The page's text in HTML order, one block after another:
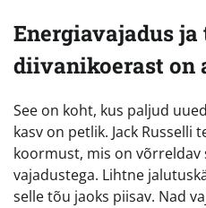
Energiavajadus ja
diivanikoerast on
See on koht, kus paljud
kasv on petlik. Jack Russelli
koormust, mis on
vajadustega. Lihtne
selle tõu jaoks piisav. Nad